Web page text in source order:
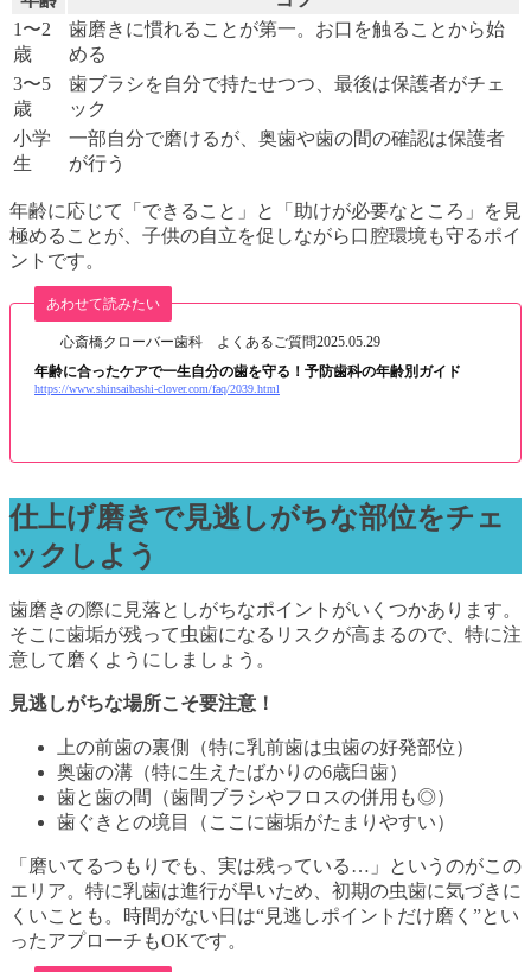
1〜2
歳
歯磨きに慣れることが第一。お口を触ることから始
める
3〜5
歳
歯ブラシを自分で持たせつつ、最後は保護者がチェ
ック
小学
生
一部自分で磨けるが、奥歯や歯の間の確認は保護者
が行う
年齢に応じて「できること」と「助けが必要なところ」を見
極めることが、子供の自立を促しながら口腔環境も守るポイ
ントです。
心斎橋クローバー歯科 よくあるご質問
あわせて読みたい
2025.05.29
年齢に合ったケアで一生自分の歯を守る！予防歯科の年齢別ガイド
https://www.shinsaibashi-clover.com/faq/2039.html
仕上げ磨きで見逃しがちな部位をチェ
ックしよう
歯磨きの際に見落としがちなポイントがいくつかあります。
そこに歯垢が残って虫歯になるリスクが高まるので、特に注
意して磨くようにしましょう。
見逃しがちな場所こそ要注意！
上の前歯の裏側（特に乳前歯は虫歯の好発部位）
奥歯の溝（特に生えたばかりの6歳臼歯）
歯と歯の間（歯間ブラシやフロスの併用も◎）
歯ぐきとの境目（ここに歯垢がたまりやすい）
「磨いてるつもりでも、実は残っている…」というのがこの
エリア。特に乳歯は進行が早いため、初期の虫歯に気づきに
くいことも。時間がない日は“見逃しポイントだけ磨く”とい
ったアプローチもOKです。